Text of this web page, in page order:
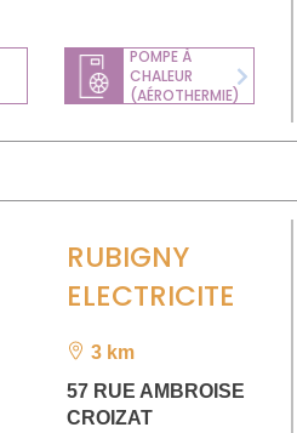
POMPE À
CHALEUR
(AÉROTHERMIE)Next
RUBIGNY
ELECTRICITE
3 km
57 RUE AMBROISE
CROIZAT